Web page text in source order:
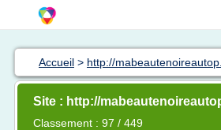
Accueil > http://
Site : http://
Classement : 97 / 449